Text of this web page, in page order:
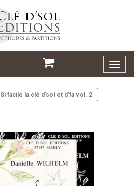
Toggle
Si facile la clé d'sol et d'fa vol. 2